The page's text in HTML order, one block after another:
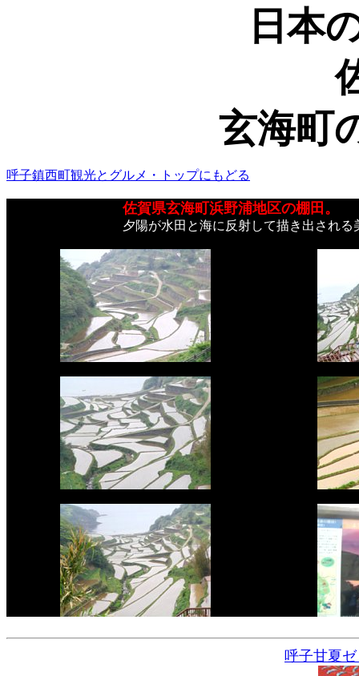
日本
玄海町
呼子鎮西町観光とグルメ・トップにもどる
佐賀県玄海町浜野浦地区の棚田。
夕陽が水田と海に反射して描き出され
呼子甘夏